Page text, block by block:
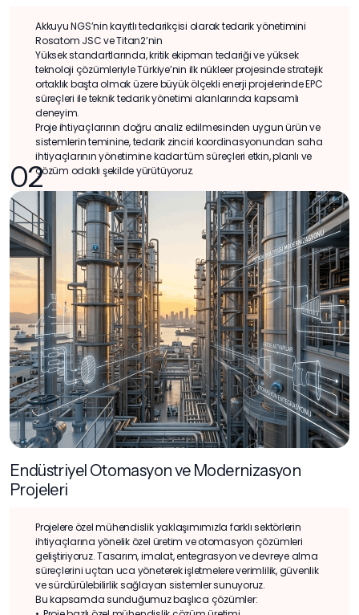
Akkuyu NGS’nin kayıtlı tedarikçisi olarak tedarik yönetimini
Rosatom JSC ve Titan2’nin
Yüksek standartlarında, kritik ekipman tedariği ve yüksek
teknoloji çözümleriyle Türkiye’nin ilk nükleer projesinde stratejik
ortaklık başta olmak üzere büyük ölçekli enerji projelerinde EPC
süreçleri ile teknik tedarik yönetimi alanlarında kapsamlı
deneyim.
Proje ihtiyaçlarının doğru analiz edilmesinden uygun ürün ve
sistemlerin teminine, tedarik zinciri koordinasyonundan saha
ihtiyaçlarının yönetimine kadar tüm süreçleri etkin, planlı ve
çözüm odaklı şekilde yürütüyoruz.
02
Endüstriyel Otomasyon ve Modernizasyon
Projeleri
Projelere özel mühendislik yaklaşımımızla farklı sektörlerin
ihtiyaçlarına yönelik özel üretim ve otomasyon çözümleri
geliştiriyoruz. Tasarım, imalat, entegrasyon ve devreye alma
süreçlerini uçtan uca yöneterek işletmelere verimlilik, güvenlik
ve sürdürülebilirlik sağlayan sistemler sunuyoruz.
Bu kapsamda sunduğumuz başlıca çözümler: